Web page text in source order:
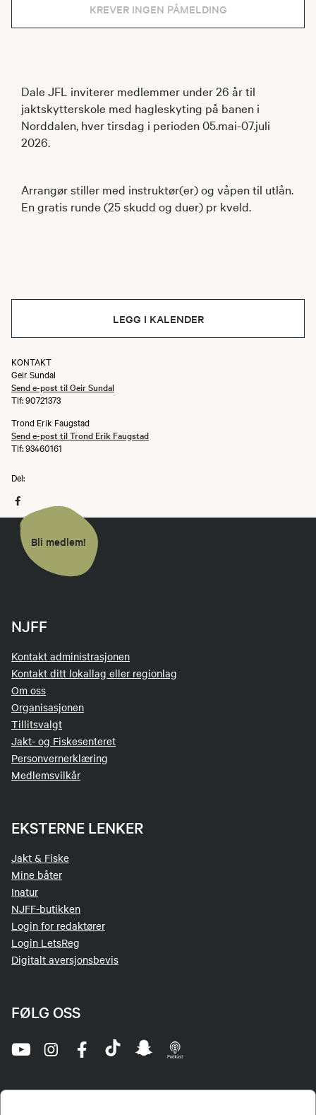
KREVER INGEN PÅMELDING
Dale JFL inviterer medlemmer under 26 år til
jaktskytterskole med hagleskyting på banen i
Norddalen, hver tirsdag i perioden 05.mai-07.juli
2026.
Arrangør stiller med instruktør(er) og våpen til utlån.
En gratis runde (25 skudd og duer) pr kveld.
LEGG I KALENDER
KONTAKT
Geir Sundal
Send e-post til Geir Sundal
Tlf: 90721373
Trond Erik Faugstad
Send e-post til Trond Erik Faugstad
Tlf: 93460161
Del:
Bli medlem!
NJFF
Kontakt administrasjonen
Kontakt ditt lokallag eller regionlag
Om oss
Organisasjonen
Tillitsvalgt
Jakt- og Fiskesenteret
Personvernerklæring
Medlemsvilkår
EKSTERNE LENKER
Jakt & Fiske
Mine båter
Inatur
NJFF-butikken
Login for redaktører
Login LetsReg
Digitalt aversjonsbevis
FØLG OSS